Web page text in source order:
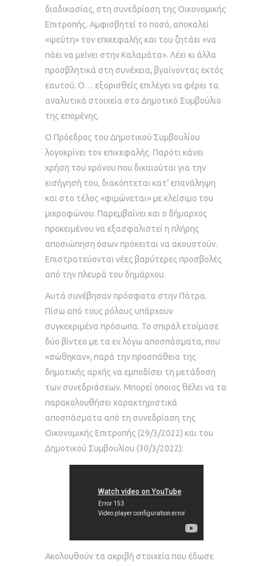
διαδικασίας, στη συνεδρίαση της Οικονομικής
Επιτροπής. Αμφισβητεί το ποσό, αποκαλεί
«ψεύτη» τον επικεφαλής και του ζητάει «να
πάει να μείνει στην Καλαμάτα». Λέει κι άλλα
προσβλητικά στη συνέχεια, βγαίνοντας εκτός
εαυτού. Ο… εξορισθείς επιλέγει να φέρει τα
αναλυτικά στοιχεία στο Δημοτικό Συμβούλιο
της επομένης.
Ο Πρόεδρος του Δημοτικού Συμβουλίου
λογοκρίνει τον επικεφαλής. Παρότι κάνει
χρήση του χρόνου που δικαιούται για την
εισήγησή του, διακόπτεται κατ’ επανάληψη
και στο τέλος «φιμώνεται» με κλείσιμο του
μικροφώνου. Παρεμβαίνει και ο δήμαρχος
προκειμένου να εξασφαλιστεί η πλήρης
αποσιώπηση όσων πρόκειται να ακουστούν.
Επιστρατεύονται νέες βαρύτερες προσβολές
από την πλευρά του δημάρχου.
Αυτά συνέβησαν πρόσφατα στην Πάτρα.
Πίσω από τους ρόλους υπάρχουν
συγκεκριμένα πρόσωπα. Το σπιράλ ετοίμασε
δύο βίντεο με τα εν λόγω αποσπάσματα, που
«σώθηκαν», παρά την προσπάθεια της
δημοτικής αρχής να εμποδίσει τη μετάδοση
των συνεδριάσεων. Μπορεί όποιος θέλει να τα
παρακολουθήσει χαρακτηριστικά
αποσπάσματα από τη συνεδρίαση της
Οικονομικής Επιτροπής (29/3/2022) και του
Δημοτικού Συμβουλίου (30/3/2022):
Ακολουθούν τα ακριβή στοιχεία που έδωσε